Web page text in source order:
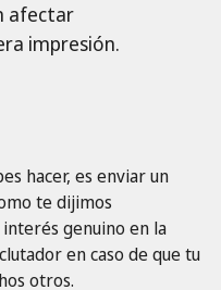
afectar
impresión.
hacer, es enviar un
te dijimos
genuino en la
en caso de que tu
otros.